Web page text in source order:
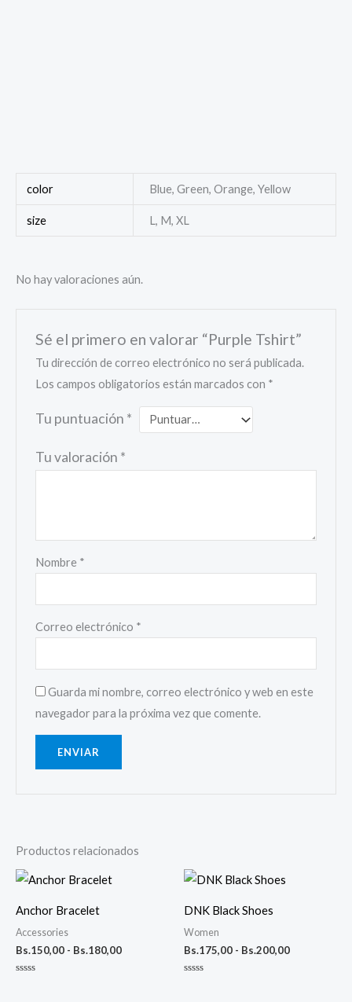
color Blue, Green, Orange, Yellow
size L, M, XL
No hay valoraciones aún.
Sé el primero en valorar “Purple Tshirt”
Tu dirección de correo electrónico no será publicada.
Los campos obligatorios están marcados con *
Tu puntuación *
Tu valoración *
Nombre *
Correo electrónico *
Guarda mi nombre, correo electrónico y web en este
navegador para la próxima vez que comente.
Productos relacionados
Anchor Bracelet
Accessories
Bs.150,00 - Bs.180,00Bs.180,00
DNK Black Shoes
Women
Bs.175,00 - Bs.200,00Bs.200,00